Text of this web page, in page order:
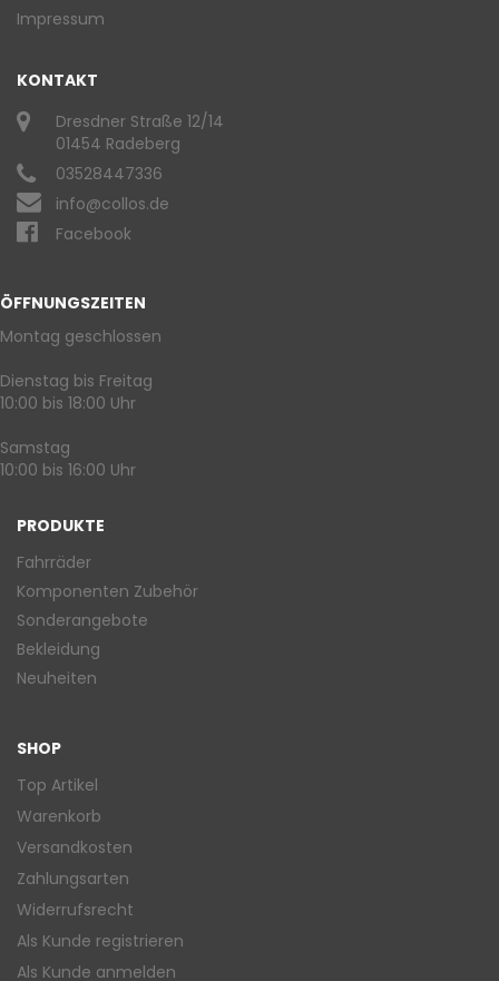
Impressum
KONTAKT
Dresdner Straße 12/14
01454 Radeberg
03528447336
info@collos.de
Facebook
ÖFFNUNGSZEITEN
Montag geschlossen
Dienstag bis Freitag
10:00 bis 18:00 Uhr
Samstag
10:00 bis 16:00 Uhr
PRODUKTE
Fahrräder
Komponenten Zubehör
Sonderangebote
Bekleidung
Neuheiten
SHOP
Top Artikel
Warenkorb
Versandkosten
Zahlungsarten
Widerrufsrecht
Als Kunde registrieren
Als Kunde anmelden